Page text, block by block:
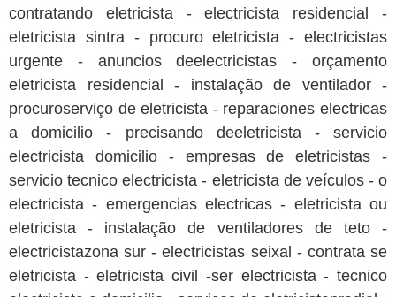
contratando eletricista - electricista residencial -
eletricista sintra - procuro eletricista - electricistas
urgente - anuncios deelectricistas - orçamento
eletricista residencial - instalação de ventilador -
procuroserviço de eletricista - reparaciones electricas
a domicilio - precisando deeletricista - servicio
electricista domicilio - empresas de eletricistas -
servicio tecnico electricista - eletricista de veículos - o
electricista - emergencias electricas - eletricista ou
eletricista - instalação de ventiladores de teto -
electricistazona sur - electricistas seixal - contrata se
eletricista - eletricista civil -ser electricista - tecnico